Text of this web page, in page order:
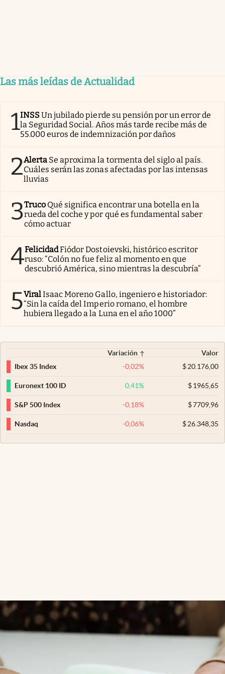
Las más leídas de Actualidad
1INSSUn jubilado pierde su pensión por un error de
la Seguridad Social. Años más tarde recibe más de
55.000 euros de indemnización por daños
2Alerta Se aproxima la tormenta del siglo al país.
Cuáles serán las zonas afectadas por las intensas
lluvias
3Truco Qué significa encontrar una botella en la
rueda del coche y por qué es fundamental saber
cómo actuar
4FelicidadFiódor Dostoievski, histórico escritor
ruso: “Colón no fue feliz al momento en que
descubrió América, sino mientras la descubría”
5ViralIsaac Moreno Gallo, ingeniero e historiador:
“Sin la caída del Imperio romano, el hombre
hubiera llegado a la Luna en el año 1000”
Variación
Valor
Ibex 35 Index
-0,02% $20.176,00
Euronext 100 ID 0,41% $1965,65
S&P 500 Index -0,18% $7709,96
Nasdaq -0,06% $26.348,35